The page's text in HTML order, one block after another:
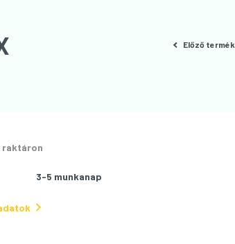
Előző termék
raktáron
3-5 munkanap